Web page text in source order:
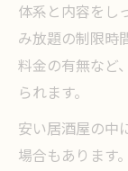
体系と内容をし
み放題の制限時
料金の有無など
られます。
安い居酒屋の中
場合もあります